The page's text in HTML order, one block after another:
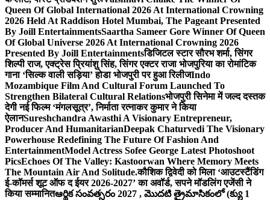
Queen Of Global International 2026 At International Crowning
2026 Held At Raddison Hotel Mumbai, The Pageant Presented
By Joill EntertainmentsSaartha Sameer Gore Winner Of Queen
Of Global Universe 2026 At International Crowning 2026
Presented By Joill Entertainmentsडिजिटल स्टार सौरभ शर्मा, सिंगर
शिल्पी राज, एक्ट्रेस प्रियांशु सिंह, सिंगर एक्टर राजा भोजपुरिया का रोमांटिक
गाना ‘सिल्क वाली सड़िया’ होडा भोजपुरी पर हुआ रिलीजIndo
Mozambique Film And Cultural Forum Launched To
Strengthen Bilateral Cultural Relationsभोजपुरी सिनेमा में जल्द दस्तक
देगी नई फिल्म ‘मंगलसूत्र’, निर्माता रत्नाकर कुमार ने किया
ऐलानSureshchandra Awasthi A Visionary Entrepreneur,
Producer And HumanitarianDeepak Chaturvedi The Visionary
Powerhouse Redefining The Future Of Fashion And
EntertainmentModel Actress Sofee George Latest Photoshoot
PicsEchoes Of The Valley: Kastoorwan Where Memory Meets
The Mountain Air And Solitude.कौशिक द्विवेदी को मिला ‘आउटस्टैंडिंग
ई-कॉमर्स शूट ऑफ द ईयर 2026-2027’ का अवॉर्ड, सपने मॉडलिंग एजेंसी ने
किया सम्मानितఆర్థిక సంవత్సరం 2027 , మొదటి త్రైమాసికంలో (క్యు 1